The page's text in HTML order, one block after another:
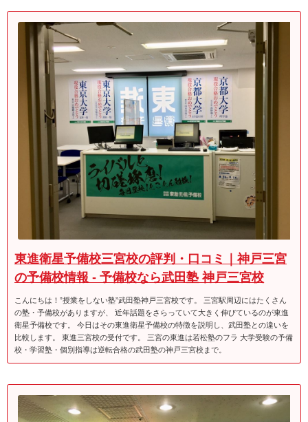
東進衛星予備校三宮校の評判・口コミ｜神戸三宮
の予備校情報 - 予備校なら武田塾 神戸三宮校
こんにちは！”授業をしない塾”武田塾神戸三宮校です。 三宮駅周辺にはたくさん
の塾・予備校がありますが、 近年話題をさらっていて大きく伸びているのが東進
衛星予備校です。 今日はその東進衛星予備校の特徴を説明し、武田塾との違いを
比較します。 東進三宮校の受付です。 三宮の東進は若松塾のフラ 大学受験の予備
校・学習塾・個別指導は逆転合格の武田塾の神戸三宮校まで。